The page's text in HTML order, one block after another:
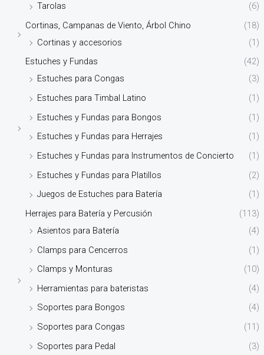
Tarolas
(6)
Cortinas, Campanas de Viento, Árbol Chino
(18)
Cortinas y accesorios
(1)
Estuches y Fundas
(42)
Estuches para Congas
(3)
Estuches para Timbal Latino
(1)
Estuches y Fundas para Bongos
(1)
Estuches y Fundas para Herrajes
(1)
Estuches y Fundas para Instrumentos de Concierto
(1)
Estuches y Fundas para Platillos
(2)
Juegos de Estuches para Batería
(1)
Herrajes para Batería y Percusión
(113)
Asientos para Batería
(4)
Clamps para Cencerros
(1)
Clamps y Monturas
(10)
Herramientas para bateristas
(4)
Soportes para Bongos
(4)
Soportes para Congas
(11)
Soportes para Pedal
(3)